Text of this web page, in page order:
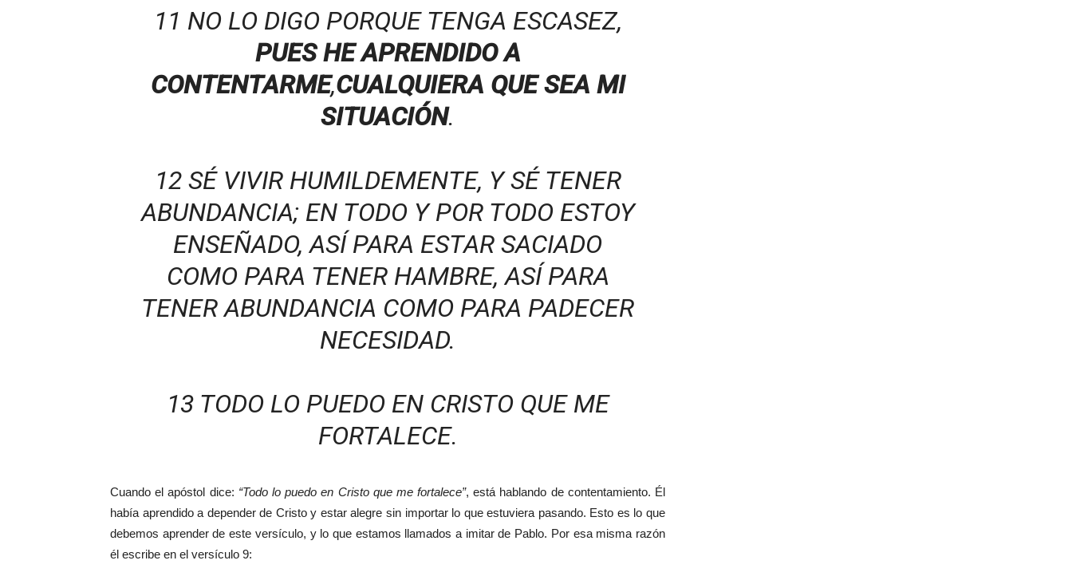
11 NO LO DIGO PORQUE TENGA ESCASEZ,
PUES HE APRENDIDO A
CONTENTARME,CUALQUIERA QUE SEA MI
SITUACIÓN.
12 SÉ VIVIR HUMILDEMENTE, Y SÉ TENER
ABUNDANCIA; EN TODO Y POR TODO ESTOY
ENSEÑADO, ASÍ PARA ESTAR SACIADO
COMO PARA TENER HAMBRE, ASÍ PARA
TENER ABUNDANCIA COMO PARA PADECER
NECESIDAD.
13 TODO LO PUEDO EN CRISTO QUE ME
FORTALECE.
Cuando el apóstol dice: “Todo lo puedo en Cristo que me fortalece”, está hablando de contentamiento. Él
había aprendido a depender de Cristo y estar alegre sin importar lo que estuviera pasando. Esto es lo que
debemos aprender de este versículo, y lo que estamos llamados a imitar de Pablo. Por esa misma razón
él escribe en el versículo 9: